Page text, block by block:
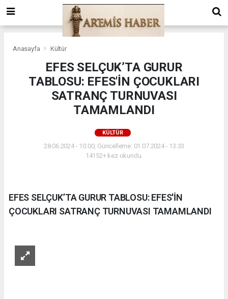
Anasayfa Kültür
EFES SELÇUK’TA GURUR
TABLOSU: EFES'İN ÇOCUKLARI
SATRANÇ TURNUVASI
TAMAMLANDI
KÜLTÜR
28.06.2024 - 10:00, Güncelleme: 01.07.2024 - 13:33
14152+ kez okundu.
EFES SELÇUK’TA GURUR TABLOSU: EFES'İN
ÇOCUKLARI SATRANÇ TURNUVASI TAMAMLANDI